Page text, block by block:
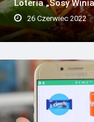
Loteria „Sosy
26 Czerwiec 2022